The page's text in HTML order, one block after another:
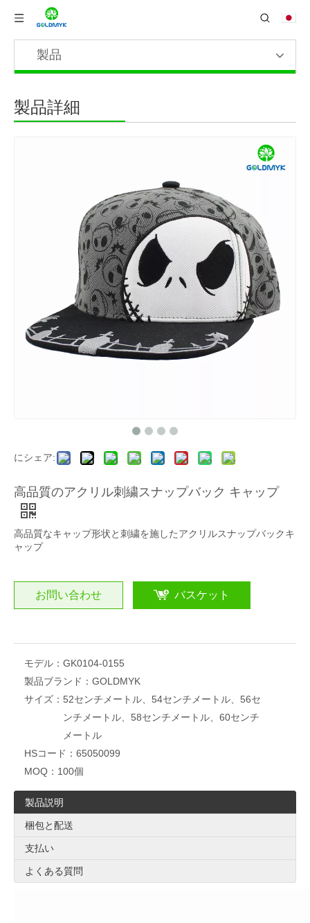
製品
製品詳細
にシェア:
高品質のアクリル刺繍スナップバック キャップ
高品質なキャップ形状と刺繍を施したアクリルスナップバックキ
ャップ
お問い合わせ バスケット
モデル： GK0104-0155
製品ブランド： GOLDMYK
サイズ： 52センチメートル、54センチメートル、56セ
ンチメートル、58センチメートル、60センチ
メートル
HSコード： 65050099
MOQ： 100個
製品説明
梱包と配送
支払い
よくある質問